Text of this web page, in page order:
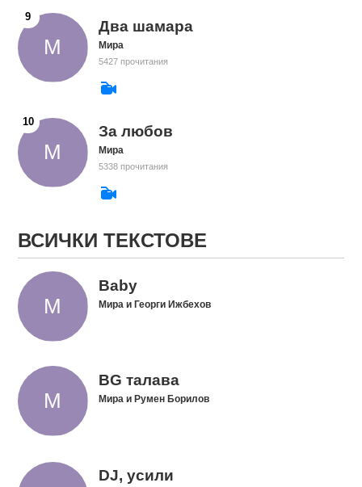
Два шамара
Мира
5427 прочитания
За любов
Мира
5338 прочитания
ВСИЧКИ ТЕКСТОВЕ
Baby
Мира и Георги Ижбехов
BG талава
Мира и Румен Борилов
DJ, усили